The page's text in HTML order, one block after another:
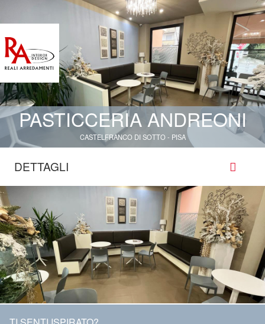
PASTICCERIA ANDREONI
CASTELFRANCO DI SOTTO - PISA
DETTAGLI